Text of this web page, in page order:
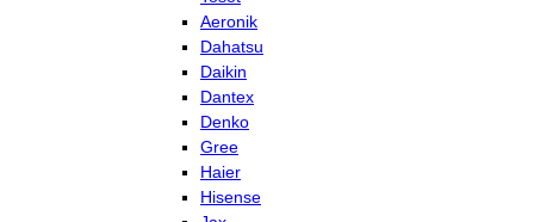
Aeronik
Dahatsu
Daikin
Dantex
Denko
Gree
Haier
Hisense